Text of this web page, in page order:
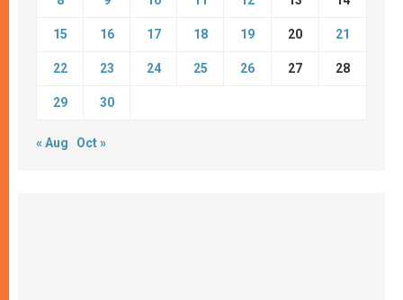
15 16 17 18 19 20 21
22 23 24 25 26 27 28
29 30
« Aug Oct »